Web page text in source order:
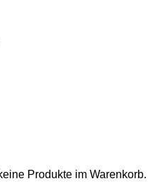
Produkte im Warenkorb.